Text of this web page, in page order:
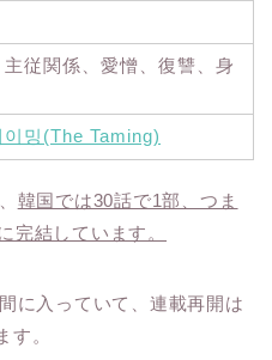
従関係、愛憎、復讐、身
이밍(The Taming)
韓国では30話で1部、つま
完結しています。
に入っていて、連載再開は
す。